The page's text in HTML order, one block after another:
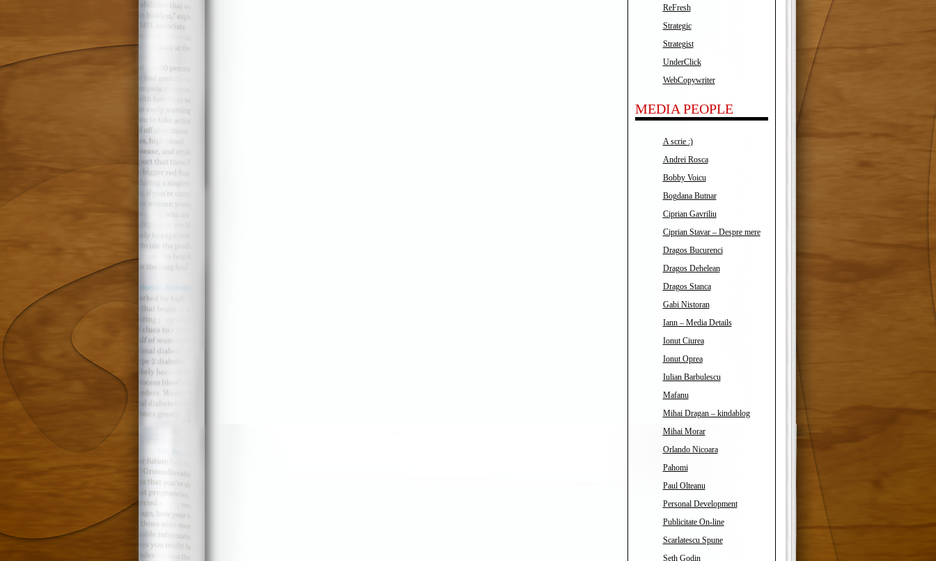
ReFresh
Strategic
Strategist
UnderClick
WebCopywriter
MEDIA PEOPLE
A scrie :)
Andrei Rosca
Bobby Voicu
Bogdana Butnar
Ciprian Gavriliu
Ciprian Stavar – Despre mere
Dragos Bucurenci
Dragos Dehelean
Dragos Stanca
Gabi Nistoran
Iann – Media Details
Ionut Ciurea
Ionut Oprea
Iulian Barbulescu
Mafanu
Mihai Dragan – kindablog
Mihai Morar
Orlando Nicoara
Pahomi
Paul Olteanu
Personal Development
Publicitate On-line
Scarlatescu Spune
Seth Godin